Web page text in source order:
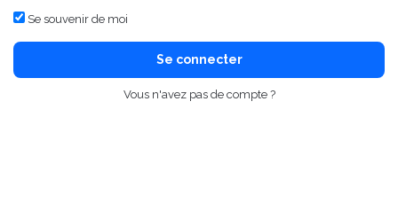
Se souvenir de moi
Se connecter
Vous n'avez pas de compte ?